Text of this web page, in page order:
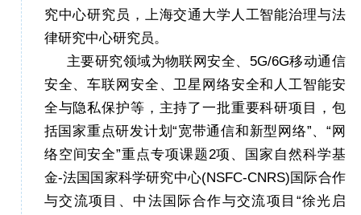
究中心研究员，上海交通大学人工智能治理与法
律研究中心研究员。
主要研究领域为物联网安全、 5G/6G移动通信
安全、车联网安全、卫星网络安全和人工智能安
全与隐私保护等，主持了一批重要科研项目，包
括国家重点研发计划“宽带通信和新型网络”、“网
络空间安全”重点专项课题2项、国家自然科学基
金-法国国家科学研究中心(NSFC-CNRS)国际合作
与交流项目、中法国际合作与交流项目 “徐光启